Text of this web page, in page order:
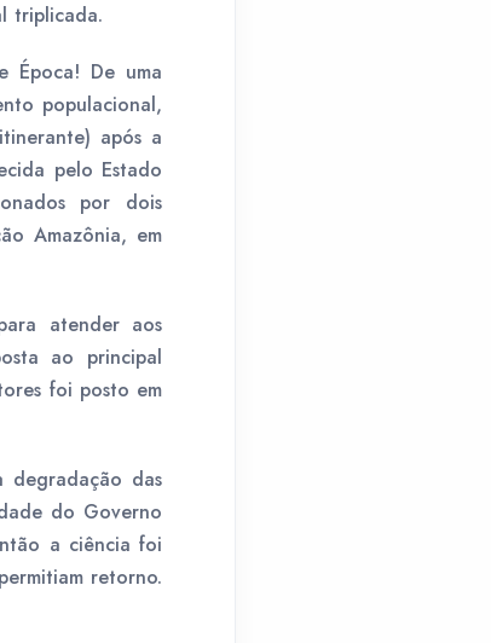
triplicada.
Época! De uma
populacional,
após a
pelo Estado
por dois
Amazônia, em
atender aos
ao principal
foi posto em
degradação das
do Governo
a ciência foi
retorno.